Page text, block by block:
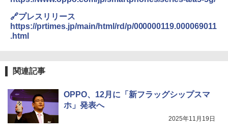
🔗プレスリリース
https://prtimes.jp/main/html/rd/p/000000119.000069011
.html
関連記事
OPPO、12月に「新フラッグシップスマ
ホ」発表へ
2025年11月19日